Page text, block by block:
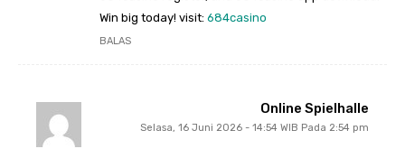
Win big today! visit: 684casino
BALAS
Online Spielhalle
Selasa, 16 Juni 2026 - 14:54 WIB Pada 2:54 pm